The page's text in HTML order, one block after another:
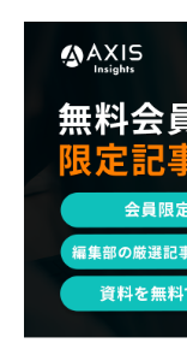
エンジニア 調査レポ
コンサル現場論 経営
パラレルキャリア ワ
DX・テクノロジー リ